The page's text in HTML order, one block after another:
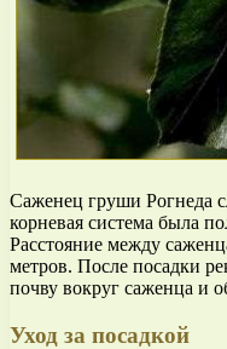
Саженец груши Рогнеда
корневая система была
Расстояние между
метров. После посадки
почву вокруг саженца и
Уход за посадкой